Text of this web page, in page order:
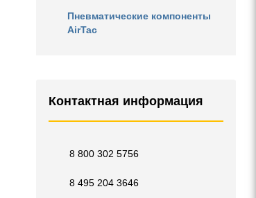
Пневматические компоненты
AirTac
Контактная информация
8 800 302 5756
8 495 204 3646